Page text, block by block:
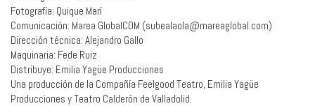
Fotografía: Quique Marí
Comunicación: Marea GlobalCOM (subealaola@mareaglobal.com)
Dirección técnica: Alejandro Gallo
Maquinaria: Fede Ruiz
Distribuye: Emilia Yagüe Producciones
Una producción de la Compañía Feelgood Teatro, Emilia Yagüe
Producciones y Teatro Calderón de Valladolid.